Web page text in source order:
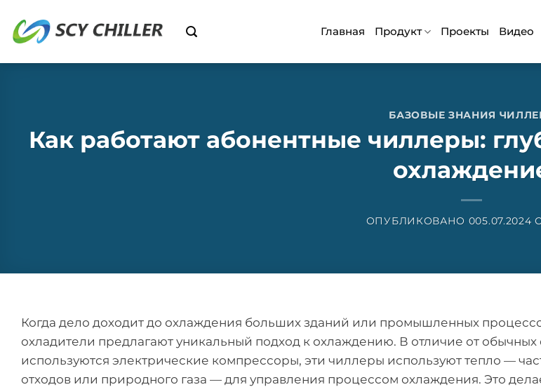
содержанию
Главная Продукт Проекты Видео
БАЗОВЫЕ ЗНАНИЯ
Как работают абонентные чиллеры:
ОПУБЛИКОВАНО 005.07.2024
Когда дело доходит до охлаждения больших зданий или промышленных
охладители предлагают уникальный подход к охлаждению. В отличие от обычных
используются электрические компрессоры, эти чиллеры используют тепло —
отходов или природного газа — для управления процессом охлаждения. Это